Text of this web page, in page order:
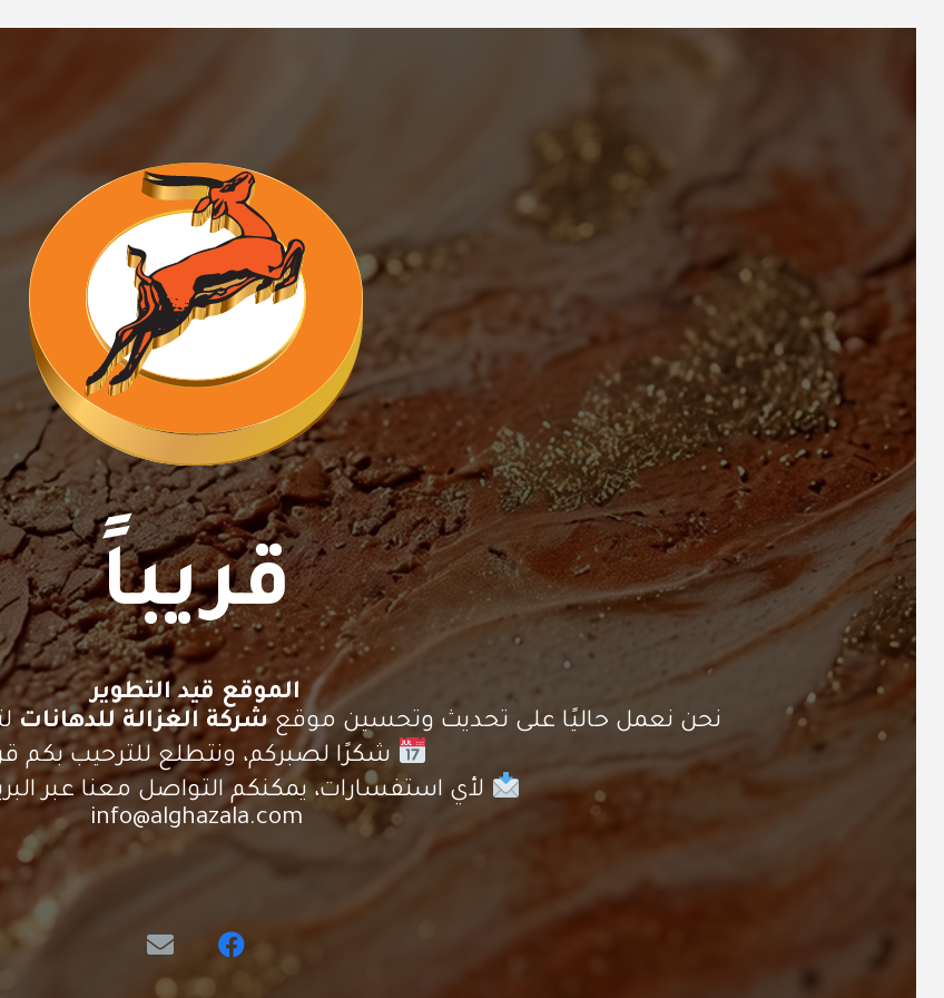
قريباً
الموقع قيد التطوير
نحن نعمل حاليًا على تحديث وتحسين موقعشركة الغزالة للدهانات
شكرًا لصبركم، ونتطلع للترحيب بكم
لأي استفسارات، يمكنكم التواصل معنا عبر
info@alghazala.com